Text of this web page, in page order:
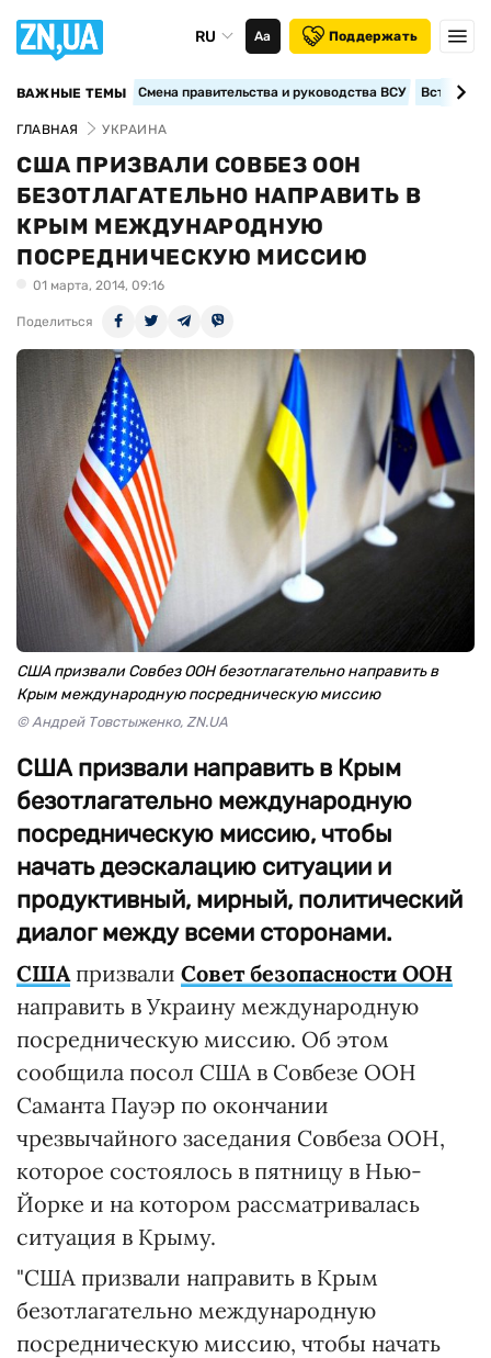
RU Аа Поддержать
ВАЖНЫЕ ТЕМЫ Смена правительства и руководства ВСУ
ГЛАВНАЯ УКРАИНА
США ПРИЗВАЛИ СОВБЕЗ ООН
БЕЗОТЛАГАТЕЛЬНО НАПРАВИТЬ В
КРЫМ МЕЖДУНАРОДНУЮ
ПОСРЕДНИЧЕСКУЮ МИССИЮ
01 марта, 2014, 09:16
Поделиться
США призвали Совбез ООН безотлагательно направить в
Крым международную посредническую миссию
© Андрей Товстыженко, ZN.UA
США призвали направить в Крым
безотлагательно международную
посредническую миссию, чтобы
начать деэскалацию ситуации и
продуктивный, мирный, политический
диалог между всеми сторонами.
СШАпризвали Совет безопасности ООН
направить в Украину международную
посредническую миссию. Об этом
сообщила посол США в Совбезе ООН
Саманта Пауэр по окончании
чрезвычайного заседания Совбеза ООН,
которое состоялось в пятницу в Нью-
Йорке и на котором рассматривалась
ситуация в Крыму.
"США призвали направить в Крым
безотлагательно международную
посредническую миссию, чтобы начать